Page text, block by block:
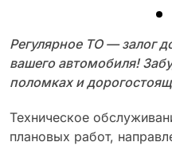
Регулярное ТО — залог
вашего автомобиля!
поломках и
Техническое
плановых работ,